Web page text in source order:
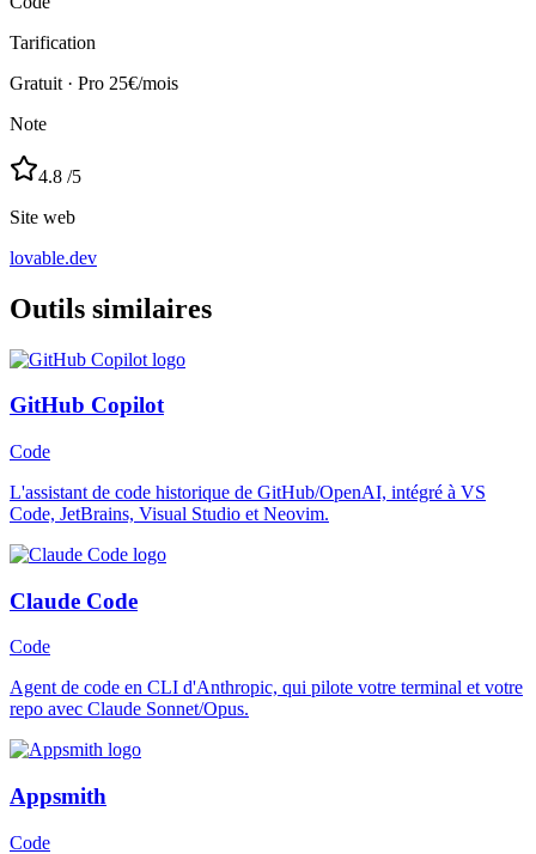
Tarification
Gratuit · Pro 25€/mois
Note
4.8 /5
Site web
lovable.dev
Outils similaires
GitHub Copilot
Code
L'assistant de code historique de GitHub/OpenAI, intégré à VS
Code, JetBrains, Visual Studio et Neovim.
Claude Code
Code
Agent de code en CLI d'Anthropic, qui pilote votre terminal et votre
repo avec Claude Sonnet/Opus.
Appsmith
Code